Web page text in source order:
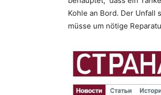
Kohle an Bord. Der Unfall
müsse um nötige